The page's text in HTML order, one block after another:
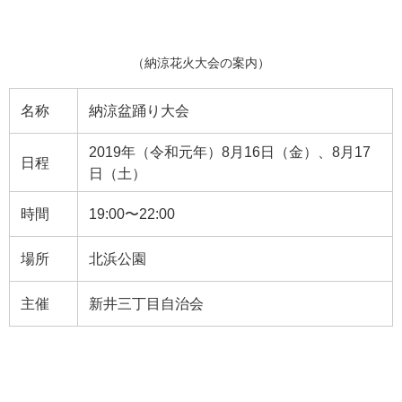
（納涼花火大会の案内）
名称 納涼盆踊り大会
日程
2019年（令和元年）8月16日（金）、8月17
日（土）
時間 19:00〜22:00
場所 北浜公園
主催 新井三丁目自治会